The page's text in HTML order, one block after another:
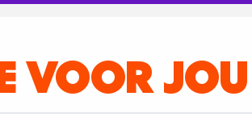
VOOR JOU